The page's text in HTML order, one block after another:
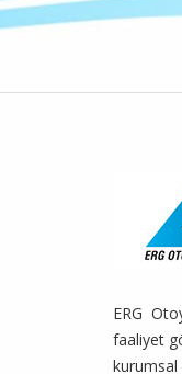
ERG
faaliyet
kurumsal